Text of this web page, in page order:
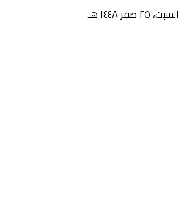
السبت، ٢٥ صفر ١٤٤٨ هـ